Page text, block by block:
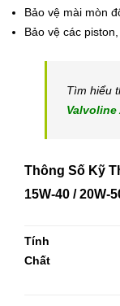
Bảo vệ mài mòn
Bảo vệ các
Tìm hiểu
Valvoline
Thông Số Kỹ
15W-40 / 20W-
Tính
Chất